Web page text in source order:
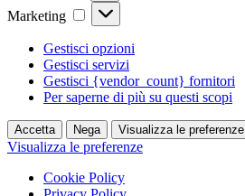
Marketing Marketing
Gestisci opzioni
Gestisci servizi
Gestisci {vendor_count} fornitori
Per saperne di più su questi scopi
Accetta Nega Visualizza le preferenze
Visualizza le preferenze
Cookie Policy